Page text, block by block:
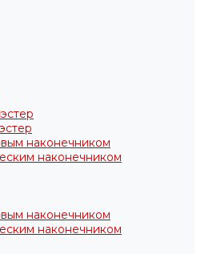
наконечником
наконечником
наконечником
наконечником